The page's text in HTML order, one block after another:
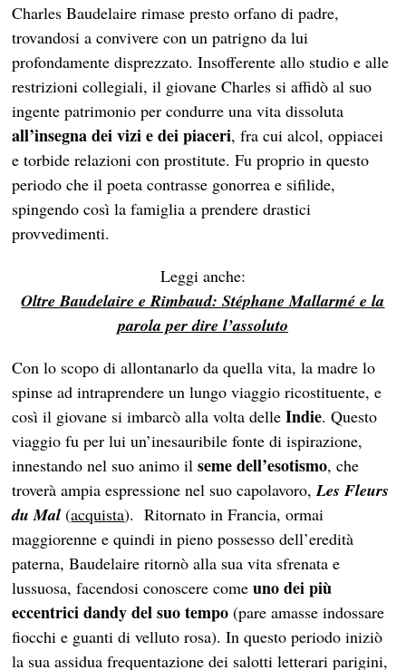
Charles Baudelaire rimase presto orfano di padre,
trovandosi a convivere con un patrigno da lui
profondamente disprezzato. Insofferente allo studio e alle
restrizioni collegiali, il giovane Charles si affidò al suo
ingente patrimonio per condurre una vita dissoluta
all’insegna dei vizi e dei piaceri, fra cui alcol, oppiacei
e torbide relazioni con prostitute. Fu proprio in questo
periodo che il poeta contrasse gonorrea e sifilide,
spingendo così la famiglia a prendere drastici
provvedimenti.
Leggi anche:
Oltre Baudelaire e Rimbaud: Stéphane Mallarmé e la
parola per dire l’assoluto
Con lo scopo di allontanarlo da quella vita, la madre lo
spinse ad intraprendere un lungo viaggio ricostituente, e
così il giovane si imbarcò alla volta delleIndie. Questo
viaggio fu per lui un’inesauribile fonte di ispirazione,
innestando nel suo animo ilseme dell’esotismo, che
troverà ampia espressione nel suo capolavoro,Les Fleurs
du Mal (acquista). Ritornato in Francia, ormai
maggiorenne e quindi in pieno possesso dell’eredità
paterna, Baudelaire ritornò alla sua vita sfrenata e
lussuosa, facendosi conoscere comeuno dei più
eccentrici dandy del suo tempo (pare amasse indossare
fiocchi e guanti di velluto rosa). In questo periodo iniziò
la sua assidua frequentazione dei salotti letterari parigini,